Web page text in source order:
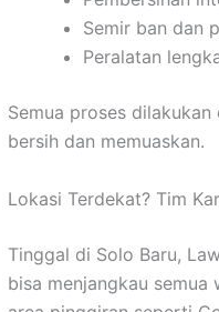
Semir ban dan
Peralatan
Semua proses
bersih dan memuaskan.
Lokasi Terdekat? Tim
Tinggal di Solo Baru,
bisa menjangkau